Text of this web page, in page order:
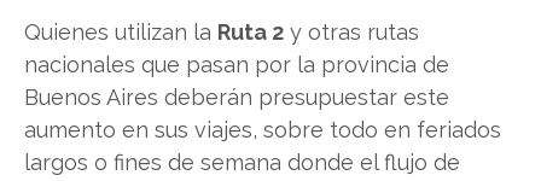
Quienes utilizan la Ruta 2 y otras rutas
nacionales que pasan por la provincia de
Buenos Aires deberán presupuestar este
aumento en sus viajes, sobre todo en feriados
largos o fines de semana donde el flujo de